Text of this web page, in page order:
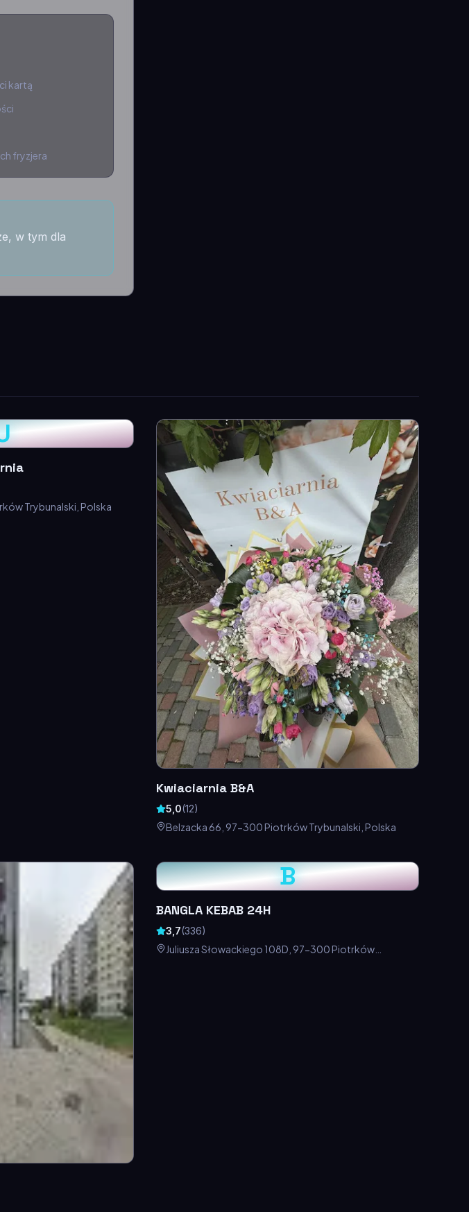
kartą
fryzjera
w tym dla
Trybunalski, Polska
Kwiaciarnia B&A
5,0(12)
Belzacka 66, 97-300 Piotrków Trybunalski, Polska
B
BANGLA KEBAB 24H
3,7(336)
Juliusza Słowackiego 108D, 97-300 Piotrków